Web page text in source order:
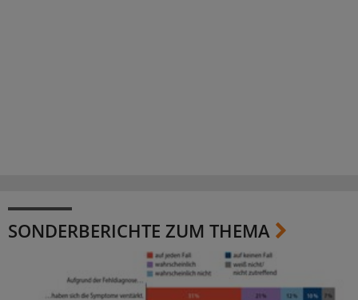
SONDERBERICHTE ZUM THEMA